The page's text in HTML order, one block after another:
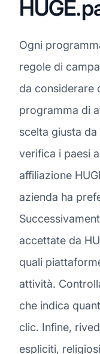
Ogni
regole di
da considerare
programma di
scelta giusta
verifica i paesi
affiliazione
azienda ha
accettate da
quali
attività.
che indica
clic. Infine,
espliciti,